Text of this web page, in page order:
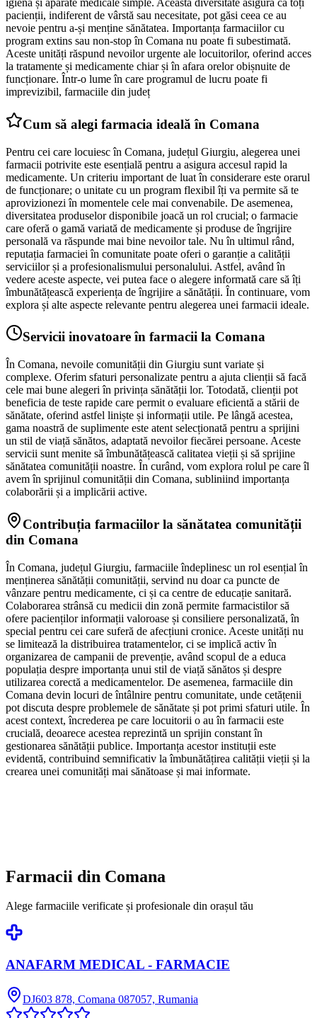
igienă și aparate medicale simple. Această diversitate asigură că toți
pacienții, indiferent de vârstă sau necesitate, pot găsi ceea ce au
nevoie pentru a-și menține sănătatea. Importanța farmaciilor cu
program extins sau non-stop în Comana nu poate fi subestimată.
Aceste unități răspund nevoilor urgente ale locuitorilor, oferind acces
la tratamente și medicamente chiar și în afara orelor obișnuite de
funcționare. Într-o lume în care programul de lucru poate fi
imprevizibil, farmaciile din județ
Cum să alegi farmacia ideală în Comana
Pentru cei care locuiesc în Comana, județul Giurgiu, alegerea unei
farmacii potrivite este esențială pentru a asigura accesul rapid la
medicamente. Un criteriu important de luat în considerare este orarul
de funcționare; o unitate cu un program flexibil îți va permite să te
aprovizionezi în momentele cele mai convenabile. De asemenea,
diversitatea produselor disponibile joacă un rol crucial; o farmacie
care oferă o gamă variată de medicamente și produse de îngrijire
personală va răspunde mai bine nevoilor tale. Nu în ultimul rând,
reputația farmaciei în comunitate poate oferi o garanție a calității
serviciilor și a profesionalismului personalului. Astfel, având în
vedere aceste aspecte, vei putea face o alegere informată care să îți
îmbunătățească experiența de îngrijire a sănătății. În continuare, vom
explora și alte aspecte relevante pentru alegerea unei farmacii ideale.
Servicii inovatoare în farmacii la Comana
În Comana, nevoile comunității din Giurgiu sunt variate și
complexe. Oferim sfaturi personalizate pentru a ajuta clienții să facă
cele mai bune alegeri în privința sănătății lor. Totodată, clienții pot
beneficia de teste rapide care permit o evaluare eficientă a stării de
sănătate, oferind astfel liniște și informații utile. Pe lângă acestea,
gama noastră de suplimente este atent selecționată pentru a sprijini
un stil de viață sănătos, adaptată nevoilor fiecărei persoane. Aceste
servicii sunt menite să îmbunătățească calitatea vieții și să sprijine
sănătatea comunității noastre. În curând, vom explora rolul pe care îl
avem în sprijinul comunității din Comana, subliniind importanța
colaborării și a implicării active.
Contribuția farmaciilor la sănătatea comunității
din Comana
În Comana, județul Giurgiu, farmaciile îndeplinesc un rol esențial în
menținerea sănătății comunității, servind nu doar ca puncte de
vânzare pentru medicamente, ci și ca centre de educație sanitară.
Colaborarea strânsă cu medicii din zonă permite farmacistilor să
ofere pacienților informații valoroase și consiliere personalizată, în
special pentru cei care suferă de afecțiuni cronice. Aceste unități nu
se limitează la distribuirea tratamentelor, ci se implică activ în
organizarea de campanii de prevenție, având scopul de a educa
populația despre importanța unui stil de viață sănătos și despre
utilizarea corectă a medicamentelor. De asemenea, farmaciile din
Comana devin locuri de întâlnire pentru comunitate, unde cetățenii
pot discuta despre problemele de sănătate și pot primi sfaturi utile. În
acest context, încrederea pe care locuitorii o au în farmacii este
crucială, deoarece acestea reprezintă un sprijin constant în
gestionarea sănătății publice. Importanța acestor instituții este
evidentă, contribuind semnificativ la îmbunătățirea calității vieții și la
crearea unei comunități mai sănătoase și mai informate.
Farmacii din Comana
Alege farmaciile verificate și profesionale din orașul tău
ANAFARM MEDICAL - FARMACIE
DJ603 878, Comana 087057, Rumania